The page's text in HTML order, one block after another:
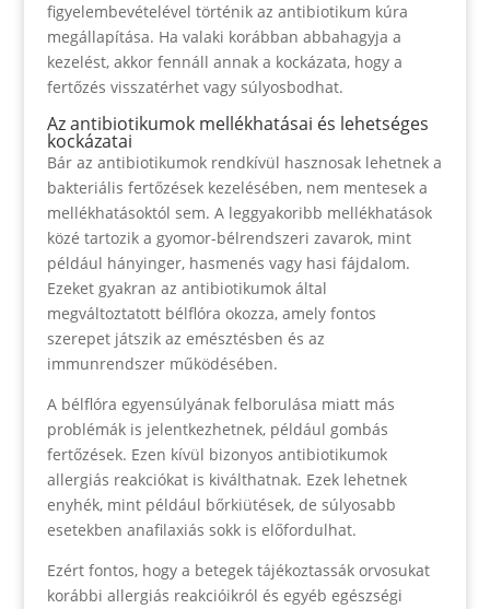
figyelembevételével történik az antibiotikum kúra
megállapítása. Ha valaki korábban abbahagyja a
kezelést, akkor fennáll annak a kockázata, hogy a
fertőzés visszatérhet vagy súlyosbodhat.
Az antibiotikumok mellékhatásai és lehetséges
kockázatai
Bár az antibiotikumok rendkívül hasznosak lehetnek a
bakteriális fertőzések kezelésében, nem mentesek a
mellékhatásoktól sem. A leggyakoribb mellékhatások
közé tartozik a gyomor-bélrendszeri zavarok, mint
például hányinger, hasmenés vagy hasi fájdalom.
Ezeket gyakran az antibiotikumok által
megváltoztatott bélflóra okozza, amely fontos
szerepet játszik az emésztésben és az
immunrendszer működésében.
A bélflóra egyensúlyának felborulása miatt más
problémák is jelentkezhetnek, például gombás
fertőzések. Ezen kívül bizonyos antibiotikumok
allergiás reakciókat is kiválthatnak. Ezek lehetnek
enyhék, mint például bőrkiütések, de súlyosabb
esetekben anafilaxiás sokk is előfordulhat.
Ezért fontos, hogy a betegek tájékoztassák orvosukat
korábbi allergiás reakcióikról és egyéb egészségi